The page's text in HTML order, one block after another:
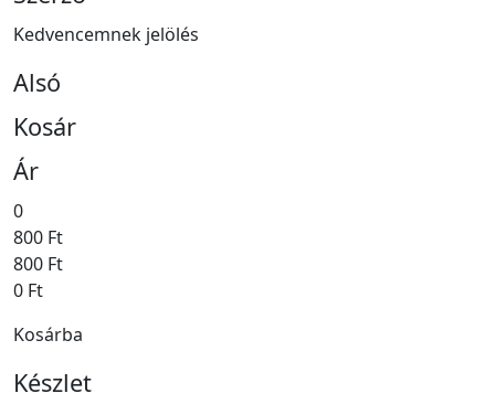
Kedvencemnek jelölés
Alsó
Kosár
Ár
0
800 Ft
800 Ft
0 Ft
Kosárba
Készlet